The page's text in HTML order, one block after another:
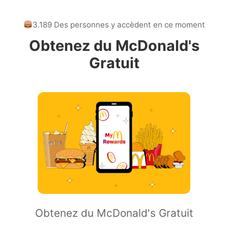
3.189 Des personnes y accèdent en ce moment
Obtenez du McDonald's
Gratuit
Obtenez du McDonald's Gratuit